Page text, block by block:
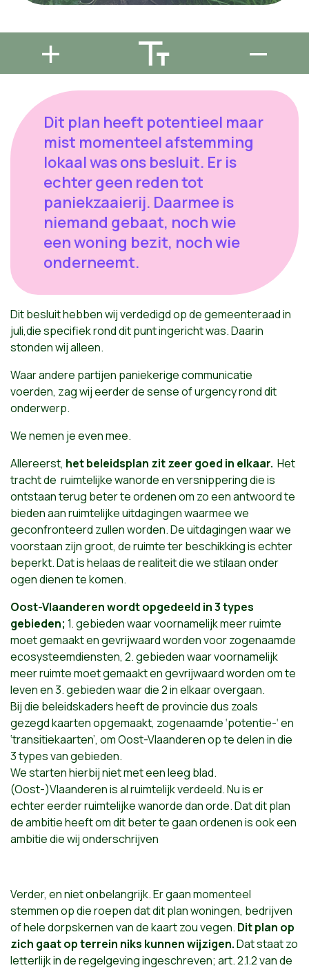
Dit plan heeft potentieel maar
mist momenteel afstemming
lokaal was ons besluit. Er is
echter geen reden tot
paniekzaaierij. Daarmee is
niemand gebaat, noch wie
een woning bezit, noch wie
onderneemt.
Dit besluit hebben wij verdedigd op de gemeenteraad in
juli,die specifiek rond dit punt ingericht was. Daarin
stonden wij alleen.
Waar andere partijen paniekerige communicatie
voerden, zag wij eerder de sense of urgency rond dit
onderwerp.
We nemen je even mee.
Allereerst, het beleidsplan zit zeer goed in elkaar. Het
tracht de ruimtelijke wanorde en versnippering die is
ontstaan terug beter te ordenen om zo een antwoord te
bieden aan ruimtelijke uitdagingen waarmee we
geconfronteerd zullen worden. De uitdagingen waar we
voorstaan zijn groot, de ruimte ter beschikking is echter
beperkt. Dat is helaas de realiteit die we stilaan onder
ogen dienen te komen.
Oost-Vlaanderen wordt opgedeeld in 3 types
gebieden; 1. gebieden waar voornamelijk meer ruimte
moet gemaakt en gevrijwaard worden voor zogenaamde
ecosysteemdiensten, 2. gebieden waar voornamelijk
meer ruimte moet gemaakt en gevrijwaard worden om te
leven en 3. gebieden waar die 2 in elkaar overgaan.
Bij die beleidskaders heeft de provincie dus zoals
gezegd kaarten opgemaakt, zogenaamde ‘potentie-‘ en
‘transitiekaarten’, om Oost-Vlaanderen op te delen in die
3 types van gebieden.
We starten hierbij niet met een leeg blad.
(Oost-)Vlaanderen is al ruimtelijk verdeeld. Nu is er
echter eerder ruimtelijke wanorde dan orde. Dat dit plan
de ambitie heeft om dit beter te gaan ordenen is ook een
ambitie die wij onderschrijven
Verder, en niet onbelangrijk. Er gaan momenteel
stemmen op die roepen dat dit plan woningen, bedrijven
of hele dorpskernen van de kaart zou vegen. Dit plan op
zich gaat op terrein niks kunnen wijzigen.Dat staat zo
letterlijk in de regelgeving ingeschreven; art. 2.1.2 van de